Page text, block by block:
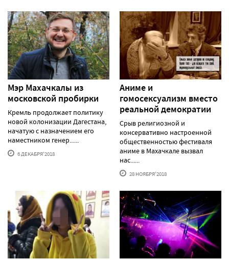
Мэр Махачкалы из
московской пробирки
Кремль продолжает политику
новой колонизации Дагестана,
начатую с назначением его
наместником генер......
6 ДЕКАБРЯ'2018
Аниме и
гомосексуализм вместо
реальной демократии
Срыв религиозной и
консервативно настроенной
общественностью фестиваля
аниме в Махачкале вызвал
нас......
28 НОЯБРЯ'2018